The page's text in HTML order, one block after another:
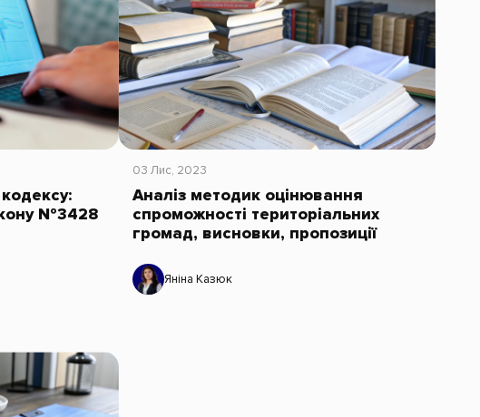
№3428
03 Лис, 2023
Аналіз методик оцінювання
спроможності територіальних
громад, висновки, пропозиції
Яніна Казюк